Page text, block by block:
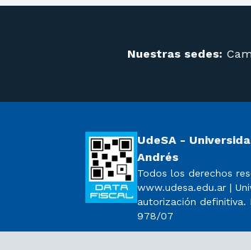
Nuestras sedes:
UdeSA -
Andrés
Todos los derechos
www.udesa.edu.ar |
autorización definitiva.
978/07